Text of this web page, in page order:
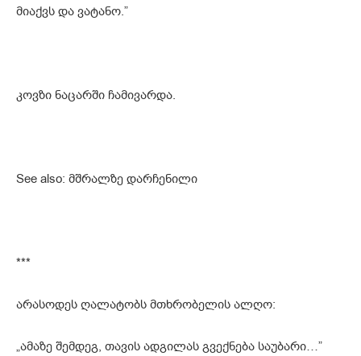
მიაქვს და ვატანო.”
კოვზი ნაცარში ჩამივარდა.
See also: მშრალზე დარჩენილი
***
არასოდეს ღალატობს მთხრობელის ალღო:
„ამაზე შემდეგ, თავის ადგილას გვექნება საუბარი…”